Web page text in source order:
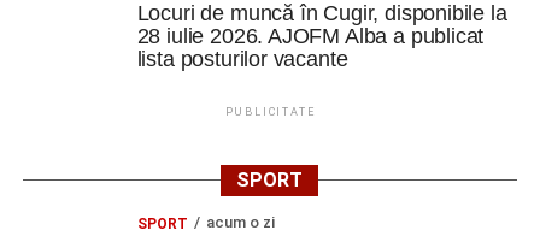
Locuri de muncă în Cugir, disponibile la
28 iulie 2026. AJOFM Alba a publicat
lista posturilor vacante
PUBLICITATE
SPORT
SPORT acum o zi